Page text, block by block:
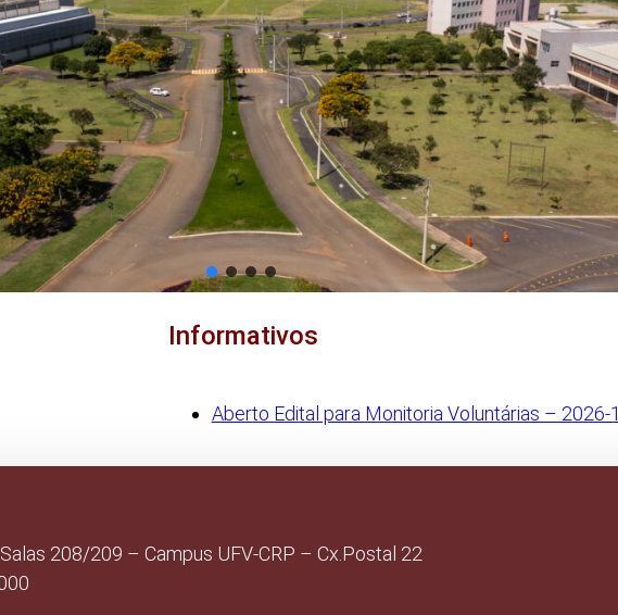
Informativos
Aberto Edital para Monitoria Voluntárias – 2026-1
208/209 – Campus UFV-CRP – Cx.Postal 22